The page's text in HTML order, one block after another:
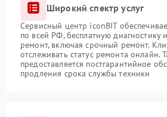
Широкий спектр услуг
Сервисный центр iconBIT
по всей РФ, бесплатную диагностику
ремонт, включая срочный ремонт.
отслеживать статус ремонта онлайн.
предоставляется постгарантийное
продления срока службы техники